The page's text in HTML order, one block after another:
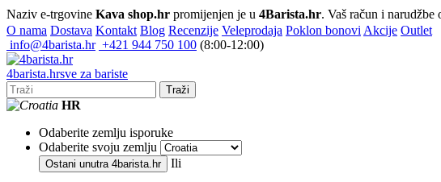
Naziv e-trgovine Kava shop.hr promijenjen je u 4Barista.hr. Vaš račun i narudžbe
O nama Dostava Kontakt Blog Recenzije Veleprodaja Poklon bonovi Akcije Outlet
info@4barista.hr +421 944 750 100 (8:00-12:00)
4barista.hrsve za bariste
Traži
HR
Odaberite zemlju isporuke
Odaberite svoju zemlju
Ostani unutra 4barista.hr Ili